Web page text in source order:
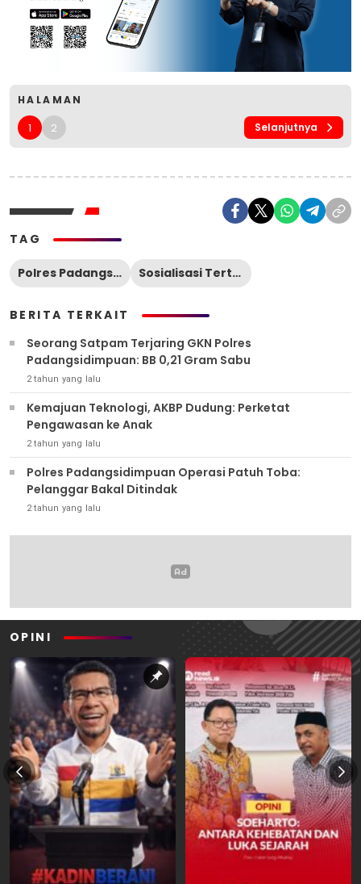
HALAMAN
1 2 Selanjutnya
TAG
Polres Padangsidimpuan Sosialisasi Tertib Berlalulintas
BERITA TERKAIT
Seorang Satpam Terjaring GKN Polres
Padangsidimpuan: BB 0,21 Gram Sabu
2 tahun yang lalu
Kemajuan Teknologi, AKBP Dudung: Perketat
Pengawasan ke Anak
2 tahun yang lalu
Polres Padangsidimpuan Operasi Patuh Toba:
Pelanggar Bakal Ditindak
2 tahun yang lalu
OPINI